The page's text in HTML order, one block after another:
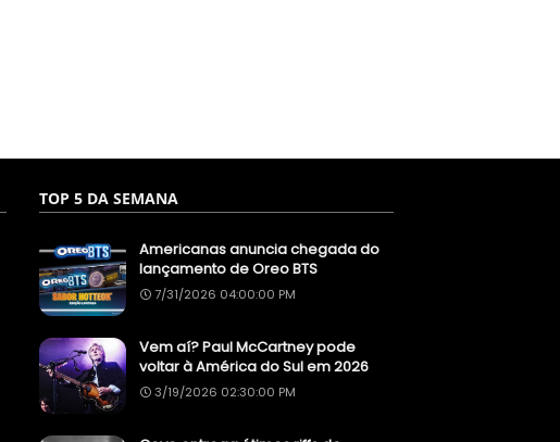
TOP 5 DA SEMANA
Americanas anuncia chegada do
lançamento de Oreo BTS
7/31/2026 04:00:00 PM
Vem aí? Paul McCartney pode
voltar à América do Sul em 2026
3/19/2026 02:30:00 PM